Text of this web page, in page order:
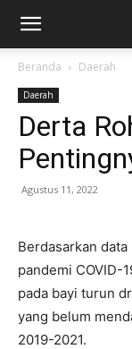
Beranda Daerah
Daerah
Derta
Agustus 11, 2022
Berdasarkan
pandemi COVID-
pada bayi turun
yang belum
2019-2021.